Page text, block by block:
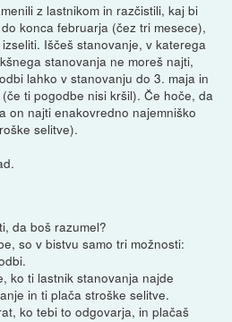
z lastnikom in razčistili, kaj bi
konca februarja (čez tri mesece),
Iščeš stanovanje, v katerega
stanovanja ne moreš najti,
lahko v stanovanju do 3. maja in
ti pogodbe nisi kršil). Če hoče, da
on najti enakovredno najemniško
selitve).
da boš razumel?
so v bistvu samo tri možnosti:
ko ti lastnik stanovanja najde
in ti plača stroške selitve.
ko tebi to odgovarja, in plačaš